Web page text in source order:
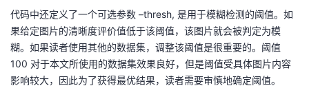
代码中还定义了一个可选参数 –thresh, 是用于模糊检测的阈值。如
果给定图片的清晰度评价值低于该阈值，该图片就会被判定为模
糊。如果读者使用其他的数据集，调整该阈值是很重要的。阈值
100 对于本文所使用的数据集效果良好，但是阈值受具体图片内容
影响较大，因此为了获得最优结果，读者需要审慎地确定阈值。